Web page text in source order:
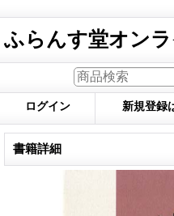
ふらんす堂オン
ログイン 新規登録
書籍詳細